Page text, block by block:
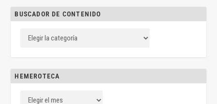
BUSCADOR DE CONTENIDO
HEMEROTECA